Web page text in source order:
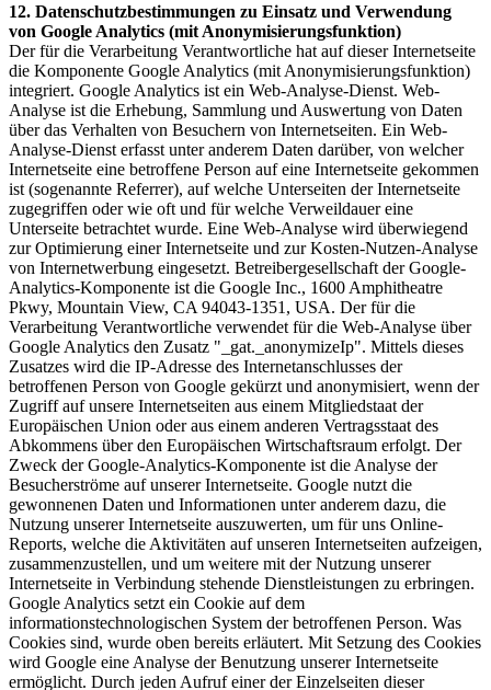
12. Datenschutzbestimmungen zu Einsatz und Verwendung
von Google Analytics (mit Anonymisierungsfunktion)
Der für die Verarbeitung Verantwortliche hat auf dieser Internetseite
die Komponente Google Analytics (mit Anonymisierungsfunktion)
integriert. Google Analytics ist ein Web-Analyse-Dienst. Web-
Analyse ist die Erhebung, Sammlung und Auswertung von Daten
über das Verhalten von Besuchern von Internetseiten. Ein Web-
Analyse-Dienst erfasst unter anderem Daten darüber, von welcher
Internetseite eine betroffene Person auf eine Internetseite gekommen
ist (sogenannte Referrer), auf welche Unterseiten der Internetseite
zugegriffen oder wie oft und für welche Verweildauer eine
Unterseite betrachtet wurde. Eine Web-Analyse wird überwiegend
zur Optimierung einer Internetseite und zur Kosten-Nutzen-Analyse
von Internetwerbung eingesetzt. Betreibergesellschaft der Google-
Analytics-Komponente ist die Google Inc., 1600 Amphitheatre
Pkwy, Mountain View, CA 94043-1351, USA. Der für die
Verarbeitung Verantwortliche verwendet für die Web-Analyse über
Google Analytics den Zusatz "_gat._anonymizeIp". Mittels dieses
Zusatzes wird die IP-Adresse des Internetanschlusses der
betroffenen Person von Google gekürzt und anonymisiert, wenn der
Zugriff auf unsere Internetseiten aus einem Mitgliedstaat der
Europäischen Union oder aus einem anderen Vertragsstaat des
Abkommens über den Europäischen Wirtschaftsraum erfolgt. Der
Zweck der Google-Analytics-Komponente ist die Analyse der
Besucherströme auf unserer Internetseite. Google nutzt die
gewonnenen Daten und Informationen unter anderem dazu, die
Nutzung unserer Internetseite auszuwerten, um für uns Online-
Reports, welche die Aktivitäten auf unseren Internetseiten aufzeigen,
zusammenzustellen, und um weitere mit der Nutzung unserer
Internetseite in Verbindung stehende Dienstleistungen zu erbringen.
Google Analytics setzt ein Cookie auf dem
informationstechnologischen System der betroffenen Person. Was
Cookies sind, wurde oben bereits erläutert. Mit Setzung des Cookies
wird Google eine Analyse der Benutzung unserer Internetseite
ermöglicht. Durch jeden Aufruf einer der Einzelseiten dieser